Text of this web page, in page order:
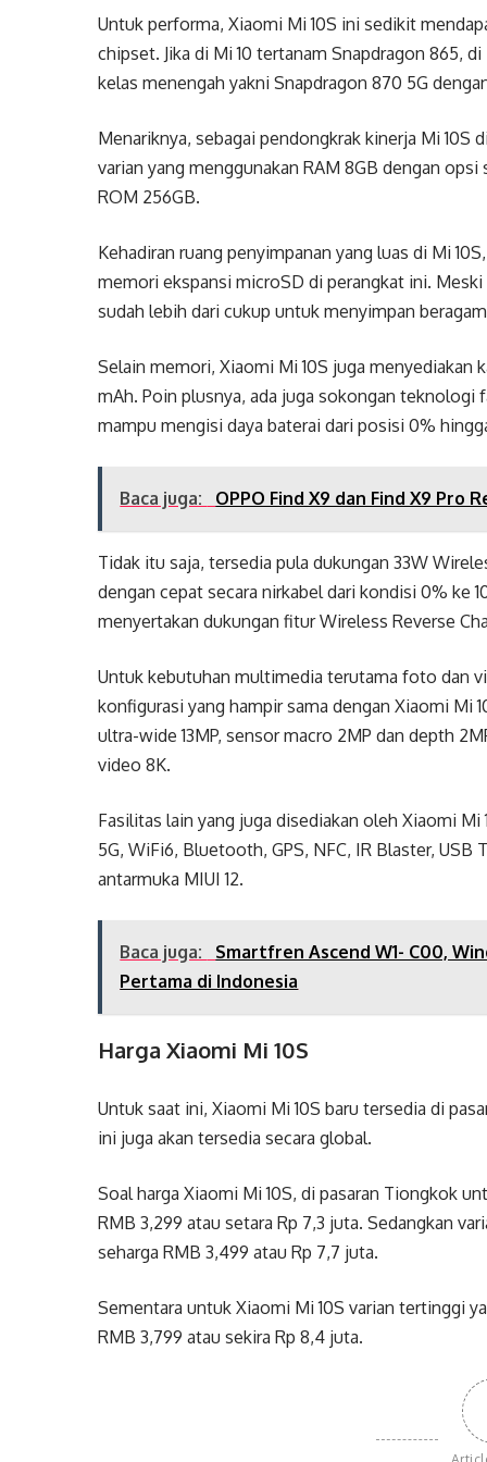
Untuk performa, Xiaomi Mi 10S ini sedikit
chipset. Jika di Mi 10 tertanam Snapdragon 865,
kelas menengah yakni Snapdragon 870 5G
Menariknya, sebagai pendongkrak kinerja Mi
varian yang menggunakan RAM 8GB dengan opsi
ROM 256GB.
Kehadiran ruang penyimpanan yang luas di Mi
memori ekspansi microSD di perangkat ini.
sudah lebih dari cukup untuk menyimpan
Selain memori, Xiaomi Mi 10S juga menyediakan
mAh. Poin plusnya, ada juga sokongan teknologi
mampu mengisi daya baterai dari posisi 0%
Baca juga: OPPO Find X9 dan Find X9 Pro
Tidak itu saja, tersedia pula dukungan 33W
dengan cepat secara nirkabel dari kondisi 0% ke
menyertakan dukungan fitur Wireless Reverse
Untuk kebutuhan multimedia terutama foto dan
konfigurasi yang hampir sama dengan Xiaomi Mi
ultra-wide 13MP, sensor macro 2MP dan depth
video 8K.
Fasilitas lain yang juga disediakan oleh Xiaomi
5G, WiFi6, Bluetooth, GPS, NFC, IR Blaster, USB
antarmuka MIUI 12.
Baca juga:
Smartfren Ascend W1- C00,
Pertama di Indonesia
Harga Xiaomi Mi 10S
Untuk saat ini, Xiaomi Mi 10S baru tersedia di
ini juga akan tersedia secara global.
Soal harga Xiaomi Mi 10S, di pasaran Tiongkok
RMB 3,299 atau setara Rp 7,3 juta. Sedangkan
seharga RMB 3,499 atau Rp 7,7 juta.
Sementara untuk Xiaomi Mi 10S varian tertinggi
RMB 3,799 atau sekira Rp 8,4 juta.